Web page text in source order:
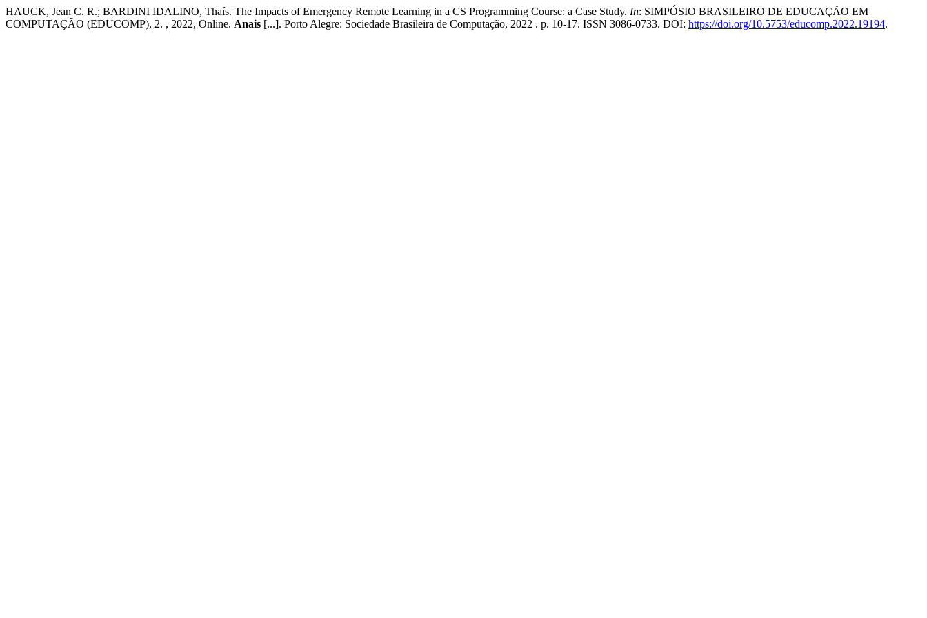
HAUCK, Jean C. R.; BARDINI IDALINO, Thaís. The Impacts of Emergency Remote Learning in a CS Programming Course: a Case Study. In: SIMPÓSIO BRASILEIRO DE EDUCAÇÃO EM
COMPUTAÇÃO (EDUCOMP), 2. , 2022, Online. Anais [...]. Porto Alegre: Sociedade Brasileira de Computação, 2022 . p. 10-17. ISSN 3086-0733. DOI: https://doi.org/10.5753/educomp.2022.19194.